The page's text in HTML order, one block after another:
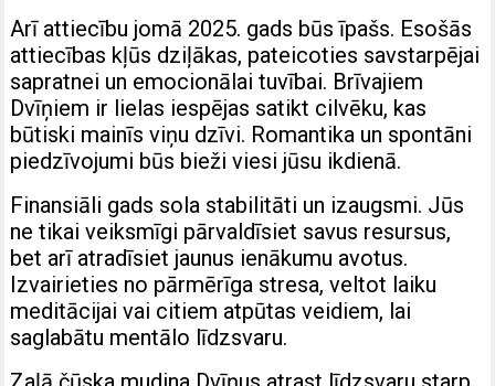
Arī attiecību jomā 2025. gads būs īpašs. Esošās
attiecības kļūs dziļākas, pateicoties savstarpējai
sapratnei un emocionālai tuvībai. Brīvajiem
Dvīņiem ir lielas iespējas satikt cilvēku, kas
būtiski mainīs viņu dzīvi. Romantika un spontāni
piedzīvojumi būs bieži viesi jūsu ikdienā.
Finansiāli gads sola stabilitāti un izaugsmi. Jūs
ne tikai veiksmīgi pārvaldīsiet savus resursus,
bet arī atradīsiet jaunus ienākumu avotus.
Izvairieties no pārmērīga stresa, veltot laiku
meditācijai vai citiem atpūtas veidiem, lai
saglabātu mentālo līdzsvaru.